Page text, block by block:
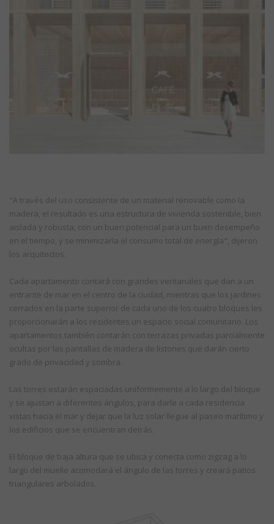
"A través del uso consistente de un material renovable como la
madera, el resultado es una estructura de vivienda sostenible, bien
aislada y robusta, con un buen potencial para un buen desempeño
en el tiempo, y se minimizaría el consumo total de energía", dijeron
los arquitectos.
Cada apartamento contará con grandes ventanales que dan a un
entrante de mar en el centro de la ciudad, mientras que los jardines
cerrados en la parte superior de cada uno de los cuatro bloques les
proporcionarán a los residentes un espacio social comunitario. Los
apartamentos también contarán con terrazas privadas parcialmente
ocultas por las pantallas de madera de listones que darán cierto
grado de privacidad y sombra.
Las torres estarán espaciadas uniformemente a lo largo del bloque
y se ajustan a diferentes ángulos, para darle a cada residencia
vistas hacia el mar y dejar que la luz solar llegue al paseo marítimo y
los edificios que se encuentran detrás.
El bloque de baja altura que se ubica y conecta como zigzag a lo
largo del muelle acomodará el ángulo de las torres y creará patios
triangulares arbolados.